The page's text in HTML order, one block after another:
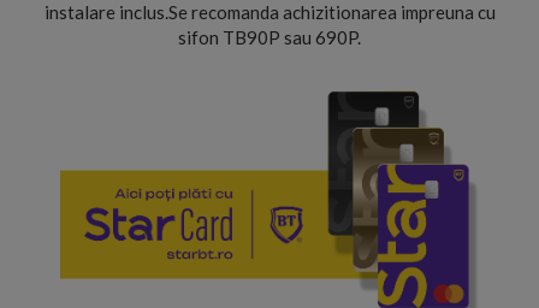
instalare inclus.Se recomanda achizitionarea impreuna cu
sifon TB90P sau 690P.